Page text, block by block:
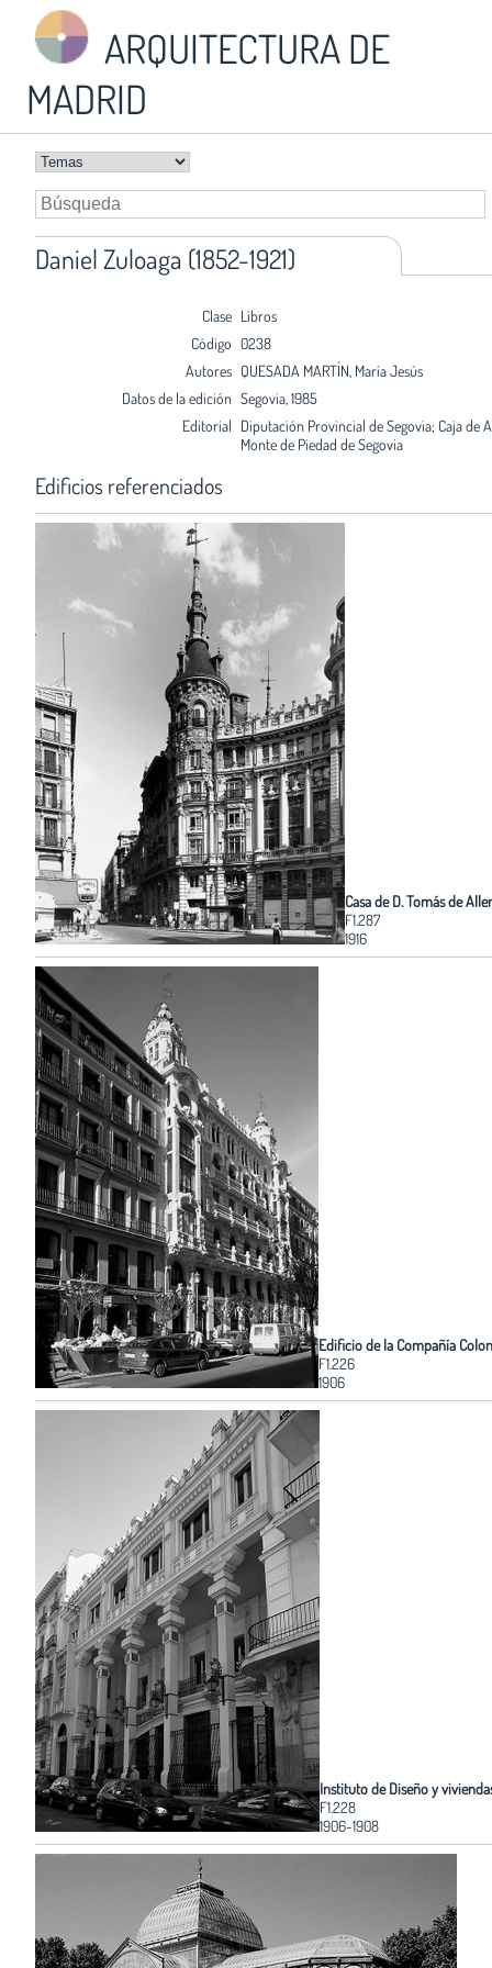
ARQUITECTURA DE
MADRID
Daniel Zuloaga (1852-1921)
Clase Libros
Código 0238
Autores QUESADA MARTÍN, María Jesús
Datos de la edición Segovia, 1985
Editorial Diputación Provincial de Segovia; Caja de
Monte de Piedad de Segovia
Edificios referenciados
Casa de D. Tomás de
F1.287
1916
Edificio de la Compañía
F1.226
1906
Instituto de Diseño y
F1.228
1906-1908